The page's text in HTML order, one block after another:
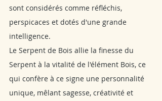
sont considérés comme réfléchis,
perspicaces et dotés d'une grande
intelligence.
Le Serpent de Bois allie la finesse du
Serpent à la vitalité de l'élément Bois, ce
qui confère à ce signe une personnalité
unique, mêlant sagesse, créativité et